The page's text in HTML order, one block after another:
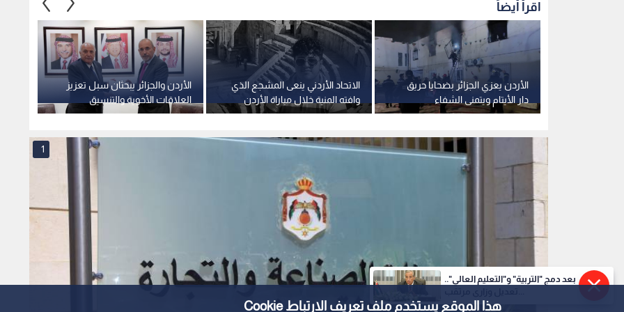
هذا الموقع يستخدم ملف تعريف الارتباط Cookie
اقرأ أيضاً
الأردن والجزائر يبحثان سبل تعزيز
العلاقات الأخوية والتنسيق
والتشاور بمختلف المجالات
الاتحاد الأردني ينعى المشجع الذي
وافته المنية خلال مباراة الأردن
والجزائر
الأردن يعزي الجزائر بضحايا حريق
دار الأيتام ويتمنى الشفاء
للمصابين
1
بعد دمج "التربية" و"التعليم العالي"..